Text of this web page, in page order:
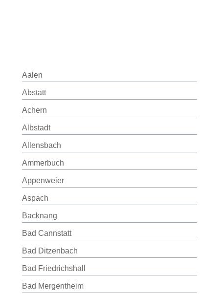
Aalen
Abstatt
Achern
Albstadt
Allensbach
Ammerbuch
Appenweier
Aspach
Backnang
Bad Cannstatt
Bad Ditzenbach
Bad Friedrichshall
Bad Mergentheim